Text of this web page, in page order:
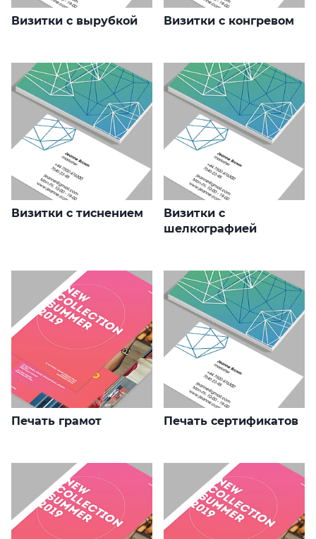
Визитки с вырубкой Визитки с конгревом
Визитки с тиснением
Визитки с
шелкографией
Печать грамот Печать сертификатов